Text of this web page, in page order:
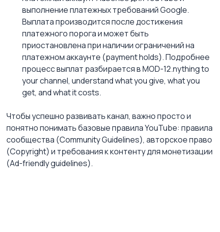
выполнение платежных требований Google.
Выплата производится после достижения
платежного порога и может быть
приостановлена при наличии ограничений на
платежном аккаунте (payment holds). Подробнее
процесс выплат разбирается в MOD-12.nything to
your channel, understand what you give, what you
get, and what it costs.
Чтобы успешно развивать канал, важно просто и
понятно понимать базовые правила YouTube: правила
сообщества (Community Guidelines), авторское право
(Copyright) и требования к контенту для монетизации
(Ad-friendly guidelines).